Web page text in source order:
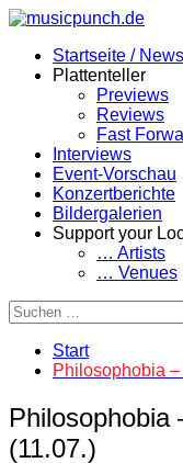
Zum
springenStartseite / News
Plattenteller
Previews
Reviews
Fast
Interviews
Event-Vorschau
Konzertberichte
Bildergalerien
Support your
… Artists
… Venues
Start
Philosophobia –
Philosophobia
(11.07.)